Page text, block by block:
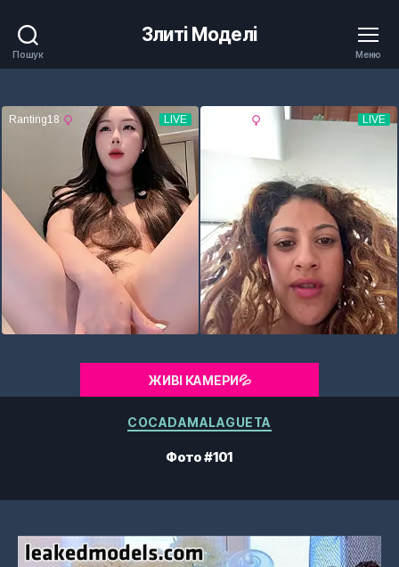
Пошук
Злиті Моделі
Меню
ЖИВІ КАМЕРИ💦
Категорії
COCADAMALAGUETA
Фото #101